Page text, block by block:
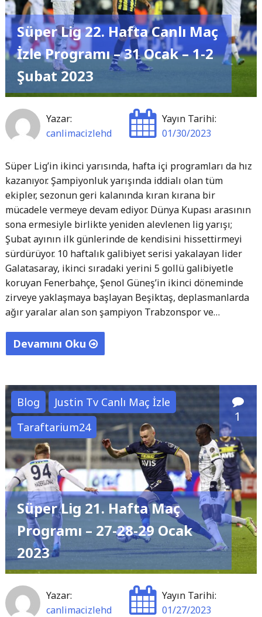
–
31
Ocak
2
Şubat
2023"
Süper Lig 22. Hafta Canlı Maç
İzle Programı – 31 Ocak – 1-2
Şubat 2023
Yazar:
canlimacizlehd
Yayın Tarihi:
01/30/2023
Süper Lig’in ikinci yarısında, hafta içi programları da hız
kazanıyor. Şampiyonluk yarışında iddialı olan tüm
ekipler, sezonun geri kalanında kıran kırana bir
mücadele vermeye devam ediyor. Dünya Kupası arasının
sona ermesiyle birlikte yeniden alevlenen lig yarışı;
Şubat ayının ilk günlerinde de kendisini hissettirmeyi
sürdürüyor. 10 haftalık galibiyet serisi yakalayan lider
Galatasaray, ikinci sıradaki yerini 5 gollü galibiyetle
koruyan Fenerbahçe, Şenol Güneş’in ikinci döneminde
zirveye yaklaşmaya başlayan Beşiktaş, deplasmanlarda
ağır yaralar alan son şampiyon Trabzonspor ve…
Devamını Oku
22.
Hafta
Canlı
Maç
İzle
Programı
–
31
Ocak
1-
2
Şubat
2023"
Blog
Justin Tv Canlı Maç İzle
Taraftarium24
1
Süper Lig 21. Hafta Maç
Programı – 27-28-29 Ocak
2023
Yazar:
canlimacizlehd
Yayın Tarihi:
01/27/2023